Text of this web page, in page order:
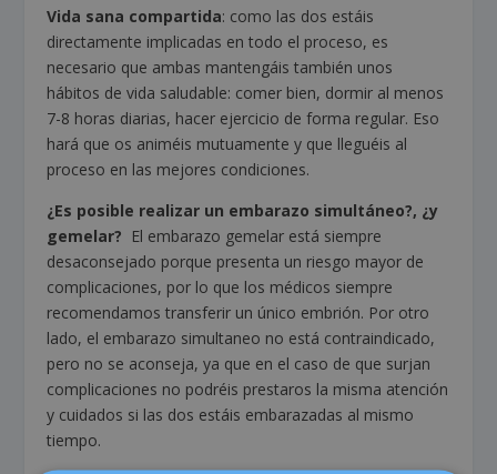
Vida sana compartida: como las dos estáis
directamente implicadas en todo el proceso, es
necesario que ambas mantengáis también unos
hábitos de vida saludable: comer bien, dormir al menos
7-8 horas diarias, hacer ejercicio de forma regular. Eso
hará que os animéis mutuamente y que lleguéis al
proceso en las mejores condiciones.
¿Es posible realizar un embarazo simultáneo?, ¿y
gemelar? El embarazo gemelar está siempre
desaconsejado porque presenta un riesgo mayor de
complicaciones, por lo que los médicos siempre
recomendamos transferir un único embrión. Por otro
lado, el embarazo simultaneo no está contraindicado,
pero no se aconseja, ya que en el caso de que surjan
complicaciones no podréis prestaros la misma atención
y cuidados si las dos estáis embarazadas al mismo
tiempo.